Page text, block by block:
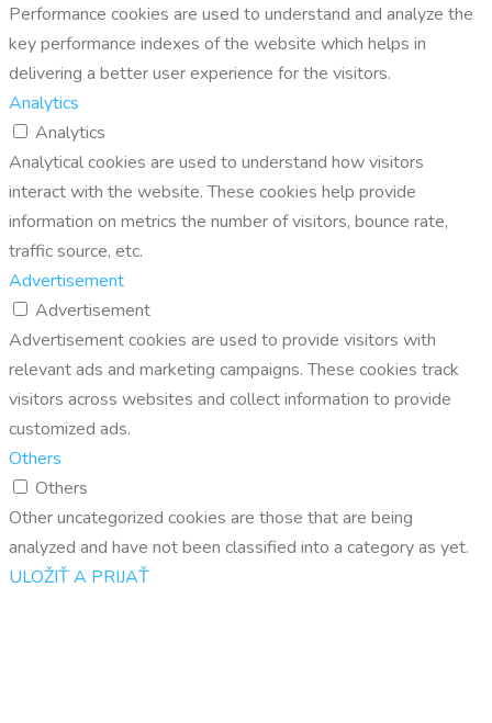
Performance cookies are used to understand and analyze the
key performance indexes of the website which helps in
delivering a better user experience for the visitors.
Analytics
Analytics
Analytical cookies are used to understand how visitors
interact with the website. These cookies help provide
information on metrics the number of visitors, bounce rate,
traffic source, etc.
Advertisement
Advertisement
Advertisement cookies are used to provide visitors with
relevant ads and marketing campaigns. These cookies track
visitors across websites and collect information to provide
customized ads.
Others
Others
Other uncategorized cookies are those that are being
analyzed and have not been classified into a category as yet.
ULOŽIŤ A PRIJAŤ